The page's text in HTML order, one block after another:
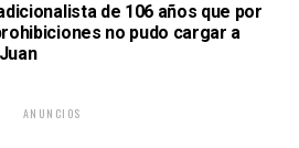
de 106 años que por
no pudo cargar a
ANUNCIOS